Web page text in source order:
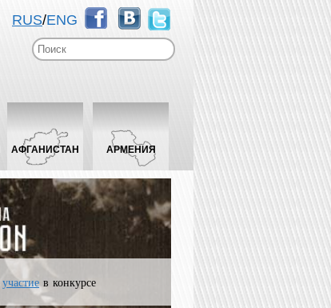
RUS/ENG
АФГАНИСТАН АРМЕНИЯ
участиев конкурсе